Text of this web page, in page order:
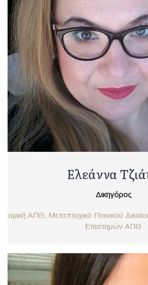
Ελεάννα
Δικηγόρος
Νομική ΑΠΘ, Μεταπτυχικό Ποινικού
Επιστημών ΑΠΘ